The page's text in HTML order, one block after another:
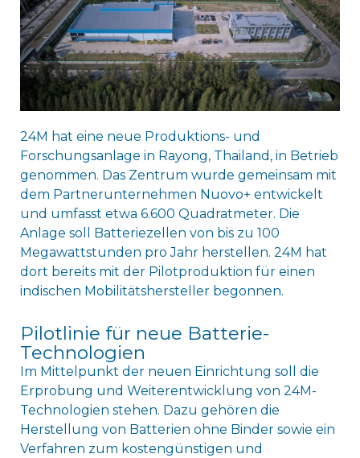
24M hat eine neue Produktions- und
Forschungsanlage in Rayong, Thailand, in Betrieb
genommen. Das Zentrum wurde gemeinsam mit
dem Partnerunternehmen Nuovo+ entwickelt
und umfasst etwa 6.600 Quadratmeter. Die
Anlage soll Batteriezellen von bis zu 100
Megawattstunden pro Jahr herstellen. 24M hat
dort bereits mit der Pilotproduktion für einen
indischen Mobilitätshersteller begonnen.
Pilotlinie für neue Batterie-
Technologien
Im Mittelpunkt der neuen Einrichtung soll die
Erprobung und Weiterentwicklung von 24M-
Technologien stehen. Dazu gehören die
Herstellung von Batterien ohne Binder sowie ein
Verfahren zum kostengünstigen und